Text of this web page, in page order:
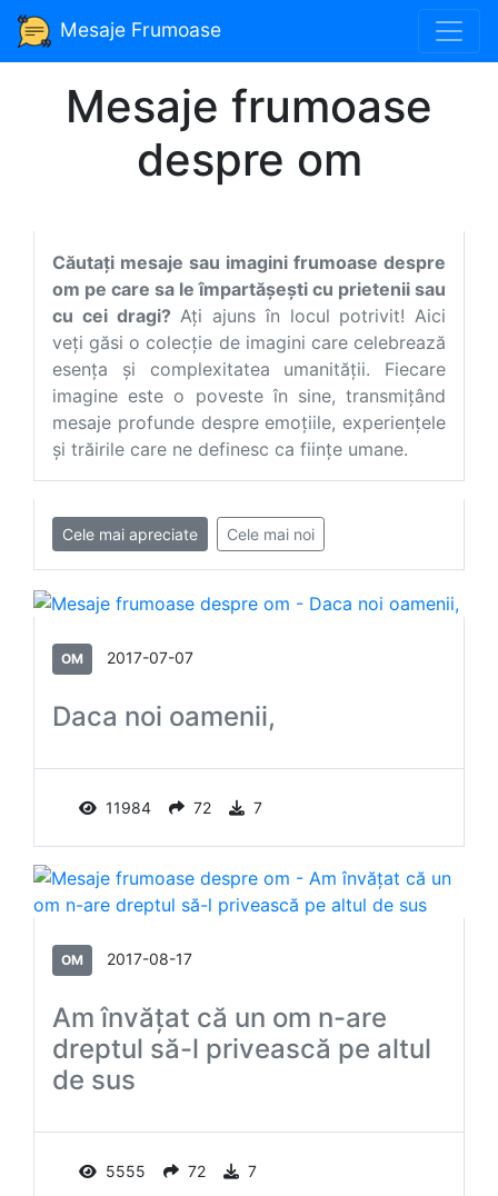
Mesaje Frumoase
Mesaje frumoase
despre om
Căutați mesaje sau imagini frumoase despre
om pe care sa le împartășești cu prietenii sau
cu cei dragi?Ați ajuns în locul potrivit! Aici
veți găsi o colecție de imagini care celebrează
esența și complexitatea umanității. Fiecare
imagine este o poveste în sine, transmițând
mesaje profunde despre emoțiile, experiențele
și trăirile care ne definesc ca ființe umane.
Cele mai apreciate Cele mai noi
OM 2017-07-07
Daca noi oamenii,
11984 72 7
OM 2017-08-17
Am învăţat că un om n-are
dreptul să-l privească pe altul
de sus
5555 72 7